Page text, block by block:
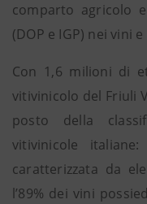
comparto agricolo
(DOP e IGP) nei vini
Con 1,6 milioni di
vitivinicolo del Friuli
posto della
vitivinicole
caratterizzata da
l’89% dei vini